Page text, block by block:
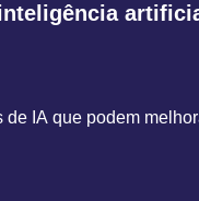
IA que podem